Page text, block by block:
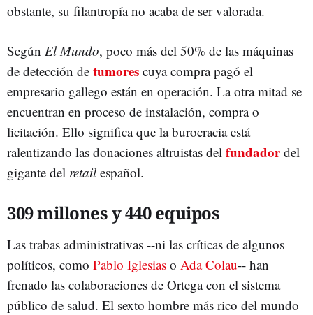
obstante, su filantropía no acaba de ser valorada.
Según El Mundo, poco más del 50% de las máquinas
de detección de tumores cuya compra pagó el
empresario gallego están en operación. La otra mitad se
encuentran en proceso de instalación, compra o
licitación. Ello significa que la burocracia está
ralentizando las donaciones altruistas del fundadordel
gigante del retailespañol.
309 millones y 440 equipos
Las trabas administrativas --ni las críticas de algunos
políticos, como Pablo Iglesias o Ada Colau-- han
frenado las colaboraciones de Ortega con el sistema
público de salud. El sexto hombre más rico del mundo